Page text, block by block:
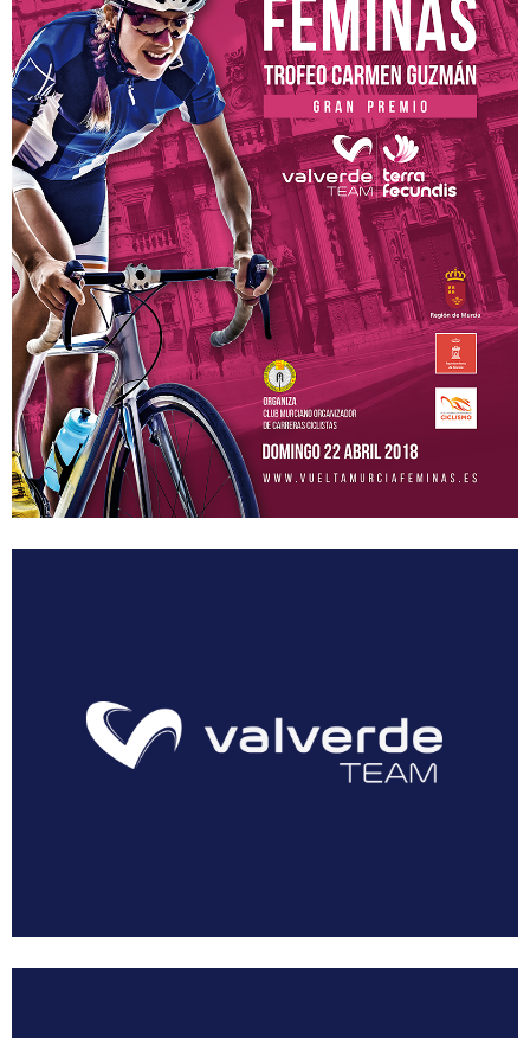
Región de Murcia
Ciudades
Murcia
Mazarrón
Lorca
Beniel
San Javier
Cartagena
El Mar Menor
Puertos de Montaña
Alto Collado Bermejo Pm 1ª cat
Alto la Zarzadilla Pm 2ª cat